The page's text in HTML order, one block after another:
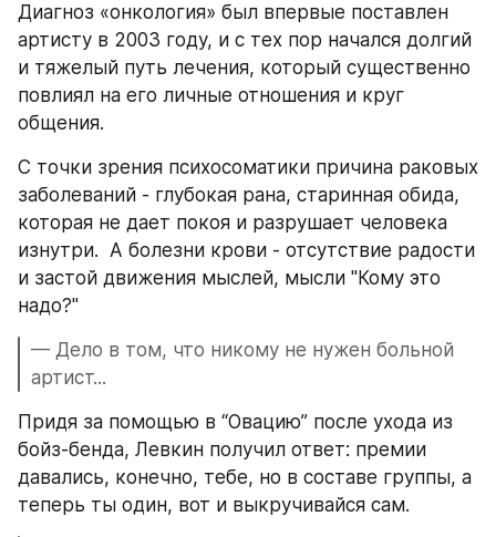
Диагноз «онкология» был впервые поставлен
артисту в 2003 году, и с тех пор начался долгий
и тяжелый путь лечения, который существенно
повлиял на его личные отношения и круг
общения.
С точки зрения психосоматики причина раковых
заболеваний - глубокая рана, старинная обида,
которая не дает покоя и разрушает человека
изнутри.  А болезни крови - отсутствие радости
и застой движения мыслей, мысли "Кому это
надо?"
— Дело в том, что никому не нужен больной
артист...
Придя за помощью в “Овацию” после ухода из
бойз-бенда, Левкин получил ответ: премии
давались, конечно, тебе, но в составе группы, а
теперь ты один, вот и выкручивайся сам.